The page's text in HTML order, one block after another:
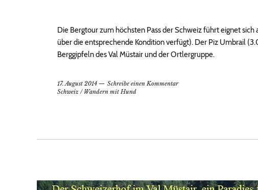
Die Bergtour zum höchsten Pass der Schweiz führt eignet
über die entsprechende Kondition verfügt). Der Piz Umbrail
Berggipfeln des Val Müstair und der Ortlergruppe.
17. August 2014
Schreibe einen Kommentar
Schweiz / Wandern mit Hund